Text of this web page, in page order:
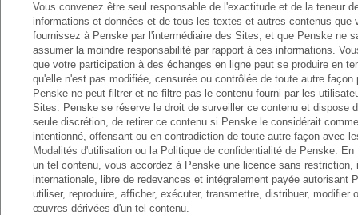
Vous convenez être seul responsable de l'exactitude et de la teneur
informations et données et de tous les textes et autres contenus que
fournissez à Penske par l'intermédiaire des Sites, et que Penske ne
assumer la moindre responsabilité par rapport à ces informations.
que votre participation à des échanges en ligne peut se produire en
qu'elle n'est pas modifiée, censurée ou contrôlée de toute autre façon
Penske ne peut filtrer et ne filtre pas le contenu fourni par les
Sites. Penske se réserve le droit de surveiller ce contenu et dispose
seule discrétion, de retirer ce contenu si Penske le considérait
intentionné, offensant ou en contradiction de toute autre façon avec
Modalités d'utilisation ou la Politique de confidentialité de Penske. En
un tel contenu, vous accordez à Penske une licence sans restriction,
internationale, libre de redevances et intégralement payée autorisant
utiliser, reproduire, afficher, exécuter, transmettre, distribuer, modifier
œuvres dérivées d'un tel contenu.